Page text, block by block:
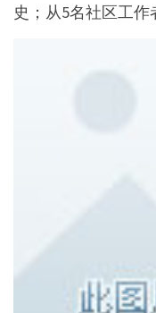
史；从5名社区工作